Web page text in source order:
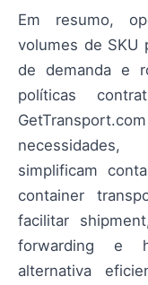
Em resumo,
volumes de SKU
de demanda e
políticas
simplificam
container
facilitar
forwarding e
alternativa